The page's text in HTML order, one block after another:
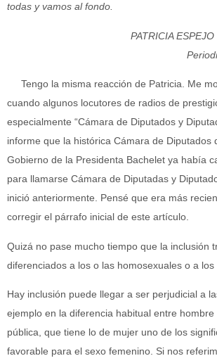
todas y vamos al fondo.
PATRICIA ESPEJO
Tengo la misma reacción de Patricia. Me
cuando algunos locutores de radios de
especialmente “Cámara de Diputados y
informe que la histórica Cámara de Diputados
Gobierno de la Presidenta Bachelet ya había
para llamarse Cámara de Diputadas y
inició anteriormente. Pensé que era más
corregir el párrafo inicial de este artículo.
Quizá no pase mucho tiempo que la inclusión
diferenciados a los o las homosexuales o a los
Hay inclusión puede llegar a ser perjudicial a
ejemplo en la diferencia habitual entre
pública, que tiene lo de mujer uno de los
favorable para el sexo femenino. Si nos